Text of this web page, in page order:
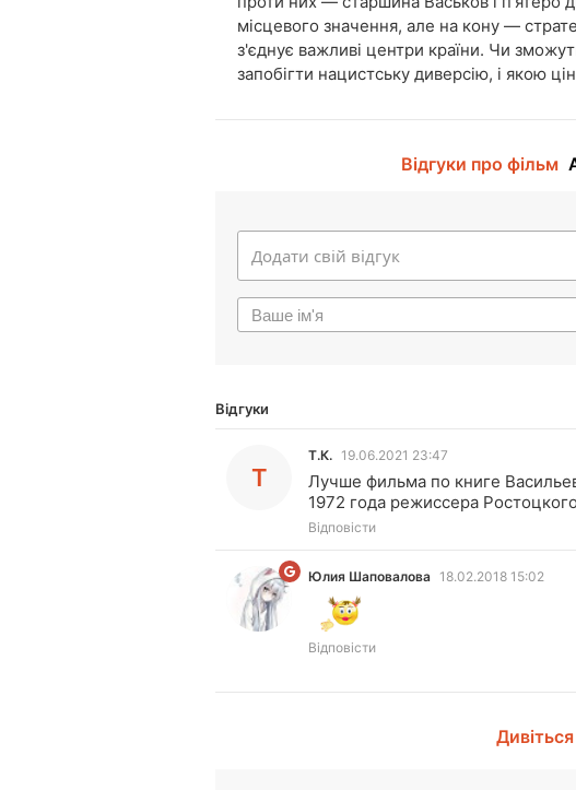
місцевого значення, але на кону —
з'єднує важливі центри країни. Чи
запобігти нацистську диверсію, і якою
Відгуки про фільм
Відгуки
Т
Т.К. 19.06.2021 23:47
Лучше фильма по книге
1972 года режиссера
Відповісти
ЮШ
Юлия Шаповалова 18.02.2018 15:02
Відповісти